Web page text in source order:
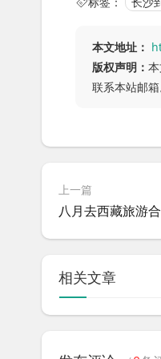
本文地址：
版权声明：
联系本站邮箱
上一篇
相关文章